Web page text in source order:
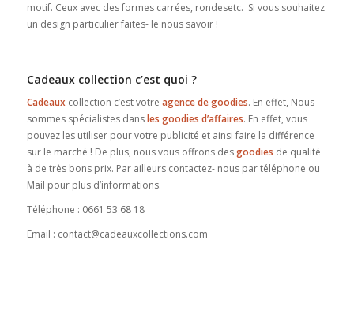
motif. Ceux avec des formes carrées, rondesetc. Si vous souhaitez
un design particulier faites- le nous savoir !
Cadeaux collection c’est quoi ?
Cadeauxcollection c’est votre agence de goodies. En effet, Nous
sommes spécialistes dansles goodies d’affaires. En effet, vous
pouvez les utiliser pour votre publicité et ainsi faire la différence
sur le marché ! De plus, nous vous offrons desgoodies de qualité
à de très bons prix. Par ailleurs contactez- nous par téléphone ou
Mail pour plus d’informations.
Téléphone : 0661 53 68 18
Email : contact@cadeauxcollections.com